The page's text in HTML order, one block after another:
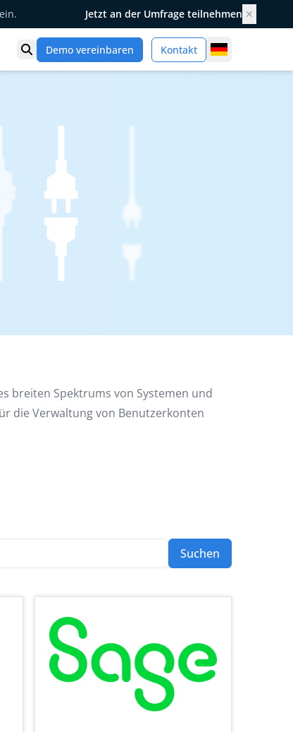
Jetzt an der Umfrage teilnehmen ✕
Suche öffnen
Demo vereinbaren Kontakt Germany
breiten Spektrums von Systemen und
die Verwaltung von Benutzerkonten
Suchen